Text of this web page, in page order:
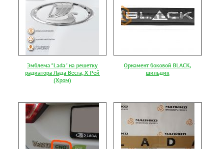
Эмблема "Lada" на решетку
радиатора Лада Веста, Х Рей
(Хром)
Орнамент боковой BLACK,
шильдик